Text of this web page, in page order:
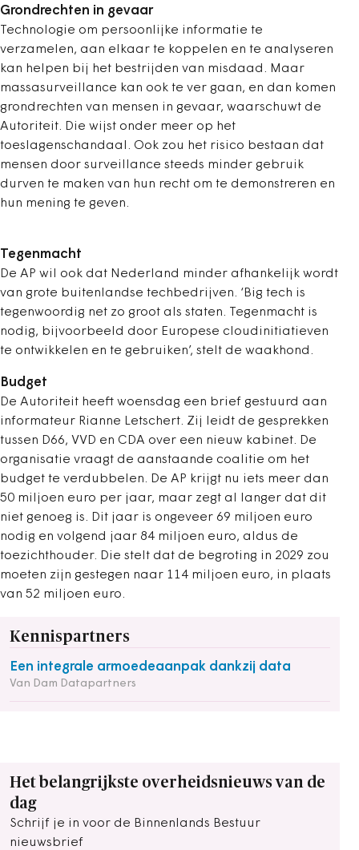
Grondrechten in gevaar
Technologie om persoonlijke informatie te
verzamelen, aan elkaar te koppelen en te analyseren
kan helpen bij het bestrijden van misdaad. Maar
massasurveillance kan ook te ver gaan, en dan komen
grondrechten van mensen in gevaar, waarschuwt de
Autoriteit. Die wijst onder meer op het
toeslagenschandaal. Ook zou het risico bestaan dat
mensen door surveillance steeds minder gebruik
durven te maken van hun recht om te demonstreren en
hun mening te geven.
Tegenmacht
De AP wil ook dat Nederland minder afhankelijk wordt
van grote buitenlandse techbedrijven. ‘Big tech is
tegenwoordig net zo groot als staten. Tegenmacht is
nodig, bijvoorbeeld door Europese cloudinitiatieven
te ontwikkelen en te gebruiken’, stelt de waakhond.
Budget
De Autoriteit heeft woensdag een brief gestuurd aan
informateur Rianne Letschert. Zij leidt de gesprekken
tussen D66, VVD en CDA over een nieuw kabinet. De
organisatie vraagt de aanstaande coalitie om het
budget te verdubbelen. De AP krijgt nu iets meer dan
50 miljoen euro per jaar, maar zegt al langer dat dit
niet genoeg is. Dit jaar is ongeveer 69 miljoen euro
nodig en volgend jaar 84 miljoen euro, aldus de
toezichthouder. Die stelt dat de begroting in 2029 zou
moeten zijn gestegen naar 114 miljoen euro, in plaats
van 52 miljoen euro.
Kennispartners
Een integrale armoedeaanpak dankzij data
Van Dam Datapartners
Het belangrijkste overheidsnieuws van de
dag
Schrijf je in voor de Binnenlands Bestuur
nieuwsbrief